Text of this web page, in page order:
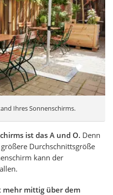
Ihres Sonnenschirms.
ist das A und O. Denn
Durchschnittsgröße
kann der
mehr mittig über dem